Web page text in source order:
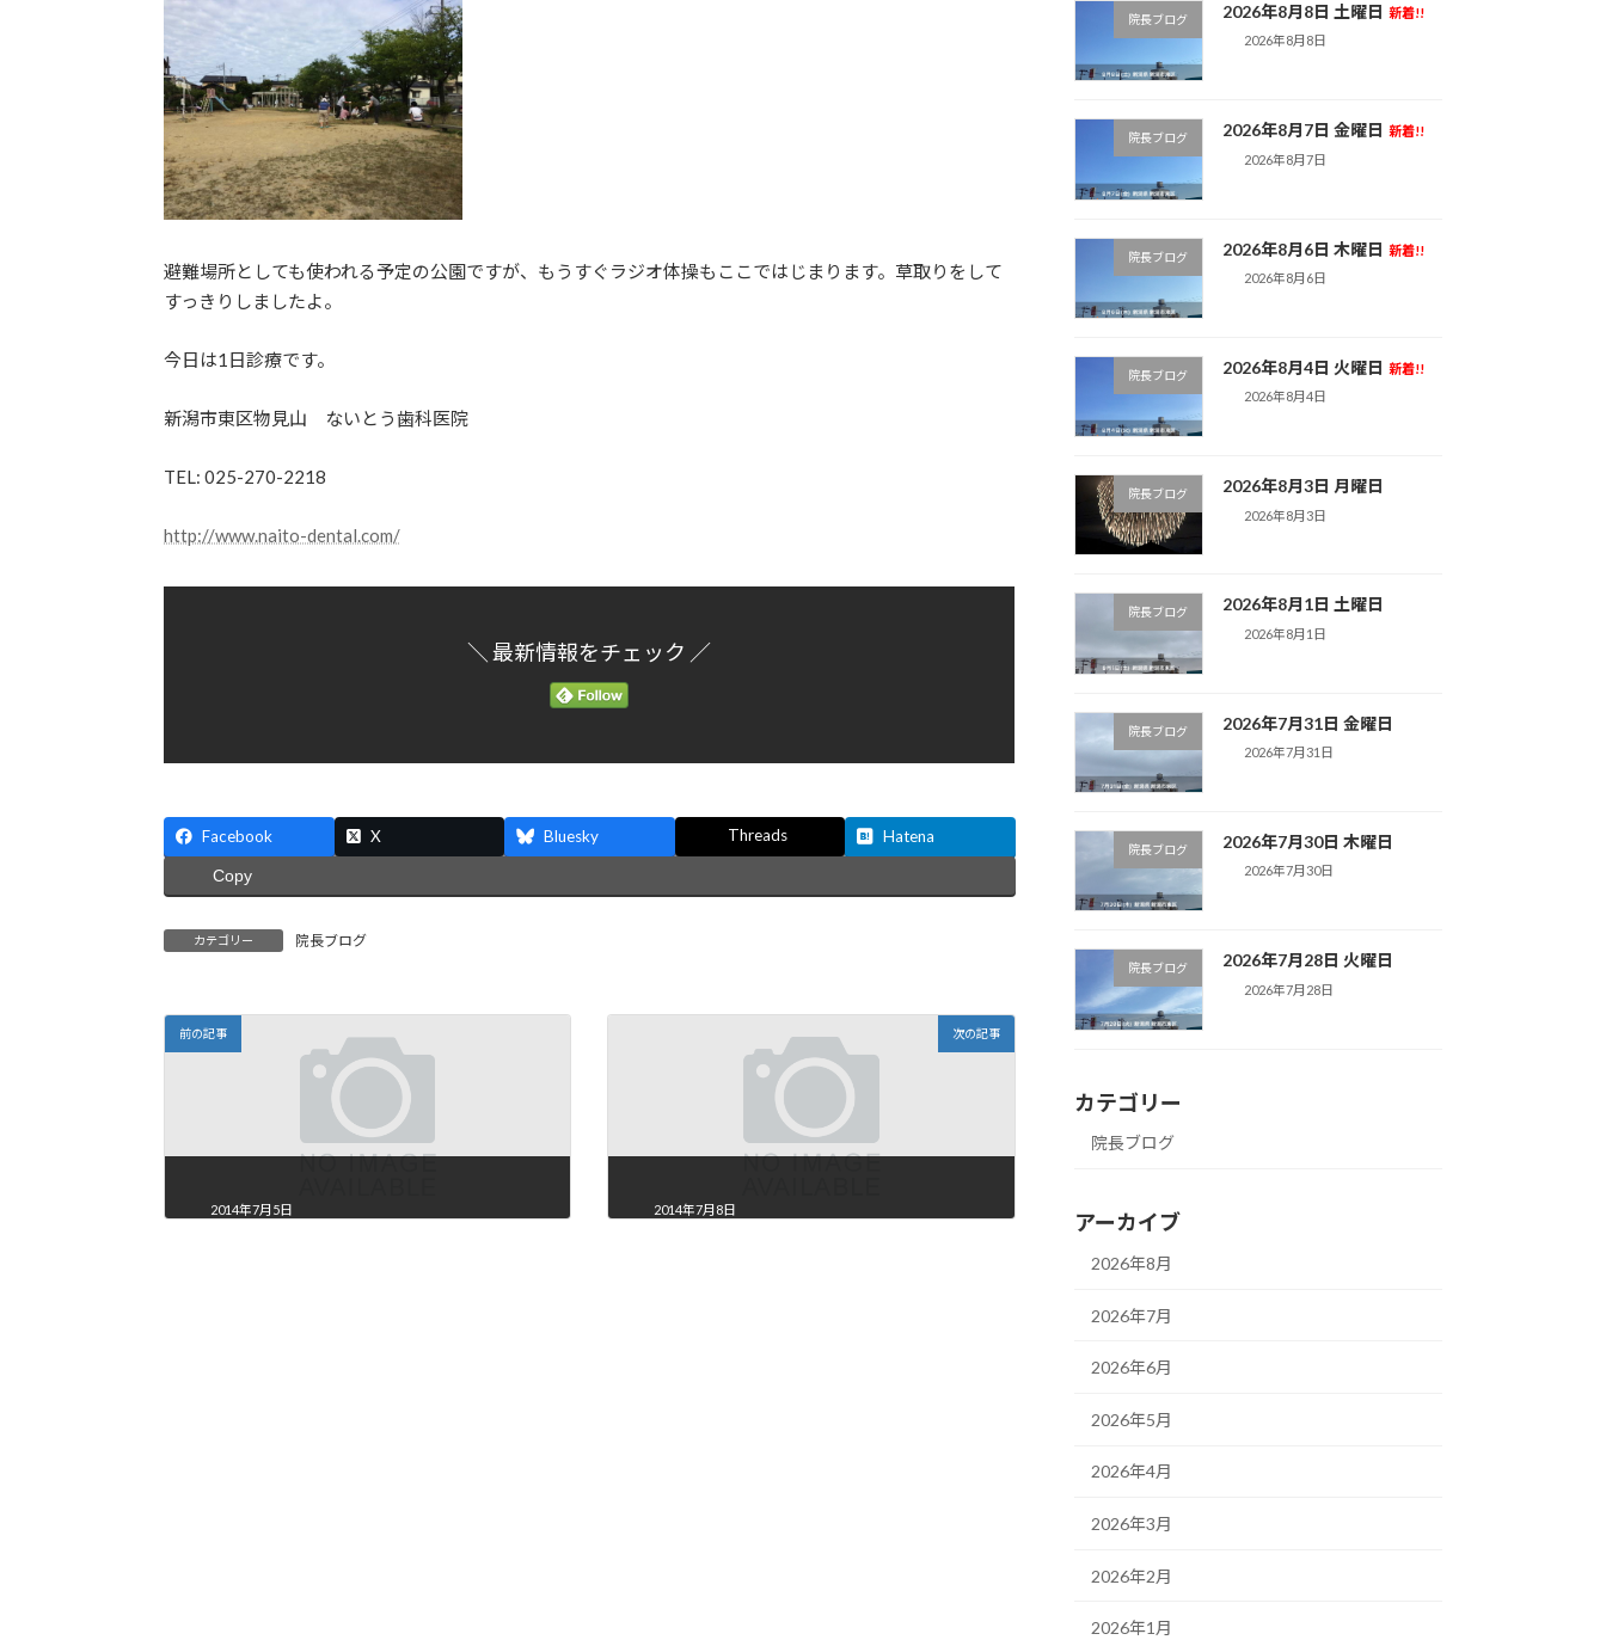
避難場所としても使われる予定の公園ですが、もうすぐラジオ体操もここではじまります。草取りをして
すっきりしましたよ。
今日は1日診療です。
新潟市東区物見山 ないとう歯科医院
TEL: 025-270-2218
http://www.naito-dental.com/
＼ 最新情報をチェック ／
Facebook X Bluesky Threads Hatena
Copy
カテゴリー 院長ブログ
前の記事
2014年7月5日
次の記事
2014年7月8日
院長ブログ 2026年8月8日 土曜日 新着!!
2026年8月8日
院長ブログ 2026年8月7日 金曜日 新着!!
2026年8月7日
院長ブログ 2026年8月6日 木曜日 新着!!
2026年8月6日
院長ブログ 2026年8月4日 火曜日 新着!!
2026年8月4日
院長ブログ 2026年8月3日 月曜日
2026年8月3日
院長ブログ 2026年8月1日 土曜日
2026年8月1日
院長ブログ 2026年7月31日 金曜日
2026年7月31日
院長ブログ 2026年7月30日 木曜日
2026年7月30日
院長ブログ 2026年7月28日 火曜日
2026年7月28日
カテゴリー
院長ブログ
アーカイブ
2026年8月
2026年7月
2026年6月
2026年5月
2026年4月
2026年3月
2026年2月
2026年1月